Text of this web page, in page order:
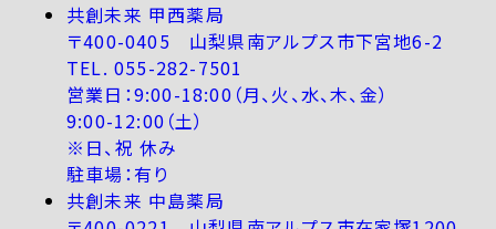
共創未来 甲西薬局
〒400-0405 山梨県南アルプス市下宮地6-2
TEL. 055-282-7501
営業日：9:00-18:00（月、火、水、木、金）
9:00-12:00（土）
※日、祝 休み
駐車場：有り
共創未来 中島薬局